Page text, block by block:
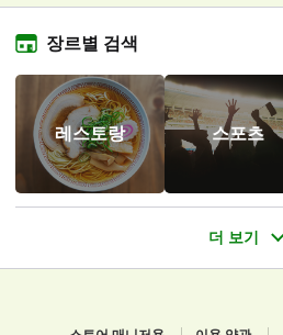
장르별 검색
레스토랑 스포츠